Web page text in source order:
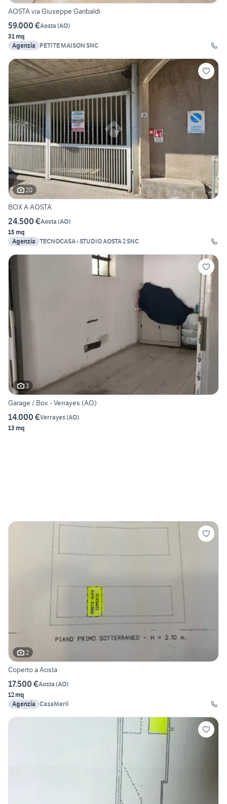
AOSTA via Giuseppe Garibaldi
59.000 €Aosta (AO)
31 mq
Agenzia
PETITE MAISON SNC
20
BOX A AOSTA
24.500 €Aosta (AO)
15 mq
Agenzia
TECNOCASA - STUDIO AOSTA 2 SNC
3
Garage / Box - Verrayes (AO)
14.000 €Verrayes(AO)
13 mq
2
Coperto a Aosta
17.500 €Aosta (AO)
12 mq
Agenzia CasaMerli